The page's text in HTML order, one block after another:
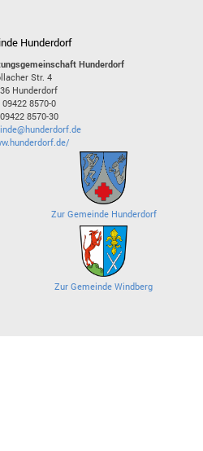
Hunderdorf
Hunderdorf
Str. 4
Hunderdorf
09422 8570-0
09422 8570-30
Zur Gemeinde Hunderdorf
Zur Gemeinde Windberg